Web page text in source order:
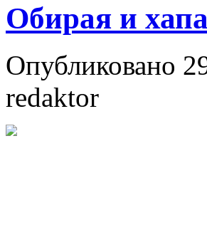
Обирая и
Опубликовано
redaktor